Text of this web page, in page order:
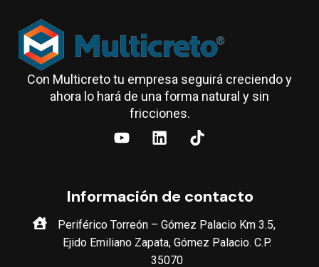
Con Multicreto tu empresa seguirá creciendo y
ahora lo hará de una forma natural y sin
fricciones.
Información de contacto
Periférico Torreón – Gómez Palacio Km 3.5,
Ejido Emiliano Zapata, Gómez Palacio. C.P.
35070